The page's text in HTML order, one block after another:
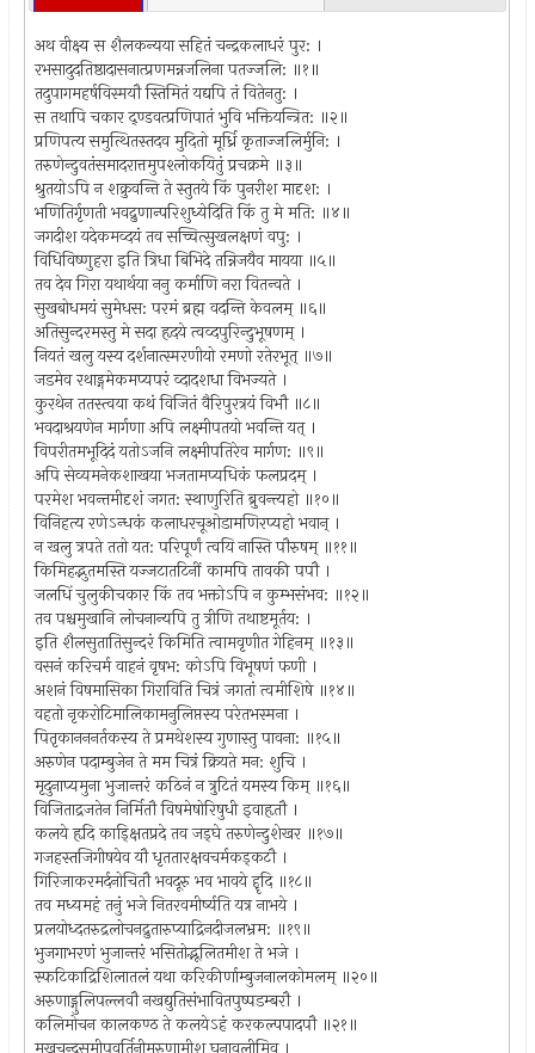
अथ वीक्ष्य स शैलकन्यया सहितं चन्द्रकलाधरं पुर: ।
रभसादुदतिष्ठादासनात्प्रणमन्नजलिना पतज्जलि: ॥१॥
तदुपागमहर्षविस्मयौ स्तिमितं यद्यपि तं वितेनतु: ।
स तथापि चकार द्ण्डवत्प्रणिपातं भुवि भक्तियन्त्रित: ॥२॥
प्रणिपत्य समुत्थितस्तदव मुदितो मूर्ध्रि कृताज्जलिर्मुनि: ।
तरुणेन्दुवतंसमादरात्तमुपश्लोकयितुं प्रचक्रमे ॥३॥
श्रुतयोऽपि न शक्रुवन्ति ते स्तुतये किं पुनरीश मादृश: ।
भणितिर्गृणती भवद्रुणान्परिशुध्येदिति किं तु मे मति: ॥४॥
जगदीश यदेकमव्दयं तव सच्चित्सुखलक्षणं वपु: ।
विधिविष्णुहरा इति त्रिधा बिभिदे तन्निजयैव मायया ॥५॥
तव देव गिरा यथार्थया ननु कर्माणि नरा वितन्वते ।
सुखबोधमयं सुमेधस: परमं ब्रह्म वदन्ति केवलम् ॥६॥
अतिसुन्दरमस्तु मे सदा हृदये त्वव्दपुरिन्दुभूषणम् ।
नियतं खलु यस्य दर्शनात्स्मरणीयो रमणो रतेरभूत् ॥७॥
जडमेव रथाड्गमेकमप्यपरं व्दादशधा विभज्यते ।
कुरथेन ततस्त्वया कथं विजितं वैरिपुरत्रयं विभौ ॥८॥
भवदाश्रयणेन मार्गणा अपि लक्ष्मीपतयो भवन्ति यत् ।
विपरीतमभूदिदं यतोऽजनि लक्ष्मीपतिरेव मार्गण: ॥९॥
अपि सेव्यमनेकशाखया भजतामप्यधिकं फलप्रदम् ।
परमेश भवन्तमीदृशं जगत: स्थाणुरिति ब्रुवन्त्यहो ॥१०॥
विनिहत्य रणेऽन्धकं कलाधरचूओडामणिरप्यहो भवान् ।
न खलु त्रपते ततो यत: परिपूर्णं त्वयि नास्ति पौरुषम् ॥११॥
किमिहद्भुतमस्ति यज्जटातटिनीं कामपि तावकी पपौ ।
जलधिं चुलुकीचकार किं तव भक्तोऽपि न कुम्भसंभव: ॥१२॥
तव पश्चमुखानि लोचनान्यपि तु त्रीणि तथाष्टमूर्तय: ।
इति शैलसुतातिसुन्दरं किमिति त्वामवृणीत गेहिनम् ॥१३॥
वसनं करिचर्म वाहनं वृषभ: कोऽपि विभूषणं फणी ।
अशनं विषमासिका गिराविति चित्रं जगतां त्वमीशिषे ॥१४॥
वहतो नृकरोटिमालिकामनुलिप्तस्य परेतभस्मना ।
पितृकानननर्तकस्य ते प्रमथेशस्य गुणास्तु पावना: ॥१५॥
अरुणेन पदाम्बुजेन ते मम चित्रं क्रियते मन: शुचि ।
मृदुनाप्यमुना भुजान्तरं कठिनं न त्रुटितं यमस्य किम् ॥१६॥
विजिताद्रजतेन निर्मितौ विषमेषोरिषुधी इवाहृतौ ।
कलये हृदि काड्क्षितप्रदे तव जड्घे तरुणेन्दुशेखर ॥१७॥
गजहस्तजिगीषयेव यौ धृततारक्षवचर्मकड्कटौ ।
गिरिजाकरमर्दनोचितौ भवदूरु भव भावये हॄदि ॥१८॥
तव मध्यमहं तनुं भजे नितरवमीर्ष्यति यत्र नाभये ।
प्रलयोध्दतरुद्रलोचनद्रुतारुप्याद्रिनदीजलभ्रम: ॥१९॥
भुजगाभरणं भुजान्तरं भसितोद्भूलितमीश ते भजे ।
स्फटिकाद्रिशिलातलं यथा करिकीर्णाम्बुजनालकोमलम् ॥२०॥
अरुणाड्गुलिपल्लवौ नखद्युतिसंभावितपुष्पडम्बरौ ।
कलिमोचन कालकण्ठ ते कलयेऽहं करकल्पपादपौ ॥२१॥